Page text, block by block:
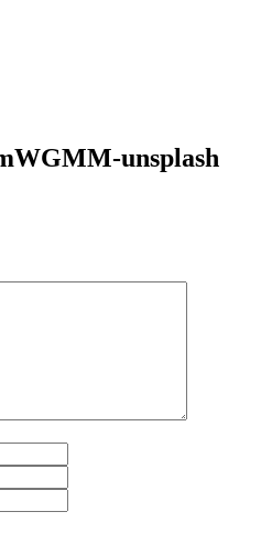
unsplash
post